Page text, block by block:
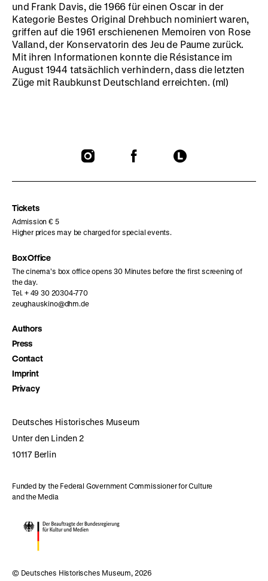
und Frank Davis, die 1966 für einen Oscar in der
Kategorie Bestes Original Drehbuch nominiert waren,
griffen auf die 1961 erschienenen Memoiren von Rose
Valland, der Konservatorin des Jeu de Paume zurück.
Mit ihren Informationen konnte die Résistance im
August 1944 tatsächlich verhindern, dass die letzten
Züge mit Raubkunst Deutschland erreichten. (ml)
To
To
To
Tickets
Admission € 5
Higher prices may be charged for special events.
Box Office
The cinema’s box office opens 30 Minutes before the first screening of
the day.
Tel. + 49 30 20304-770
zeughauskino@dhm.de
Authors
Press
Contact
Imprint
Privacy
Deutsches Historisches Museum
Unter den Linden 2
10117 Berlin
Funded by the Federal Government Commissioner for Culture
and the Media
© Deutsches Historisches Museum, 2026